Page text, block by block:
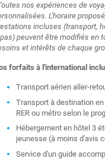
nos expériences de
L'horaire
incluses (transport,
peuvent être modifiés en
et intérêts de chaque
forfaits à l'international
Transport aérien aller-
Transport à destination
RER ou métro selon le
Hébergement en hôtel 3
jeunesse (à moins d'avis
Service d'un guide